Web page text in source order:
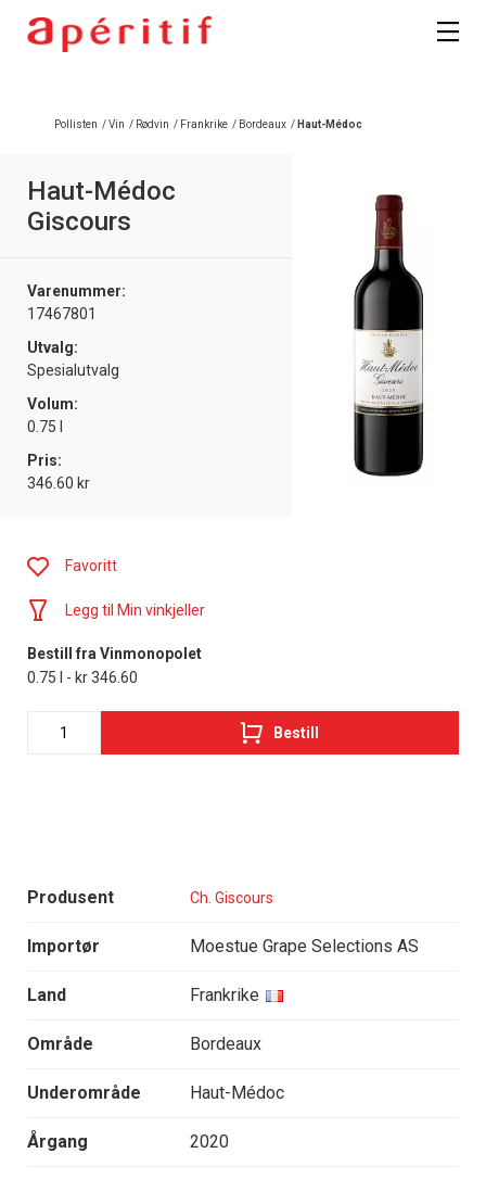
Pollisten /Vin / Rødvin / Frankrike / Bordeaux / Haut-Médoc
Haut-Médoc
Giscours
Varenummer:
17467801
Utvalg:
Spesialutvalg
Volum:
0.75 l
Pris:
346.60 kr
Produsent Ch. Giscours
Importør Moestue Grape Selections AS
Land Frankrike
Område Bordeaux
Underområde Haut-Médoc
Årgang 2020
Favoritt
Legg til Min vinkjeller
Bestill fra Vinmonopolet
0.75 l - kr 346.60
Bestill